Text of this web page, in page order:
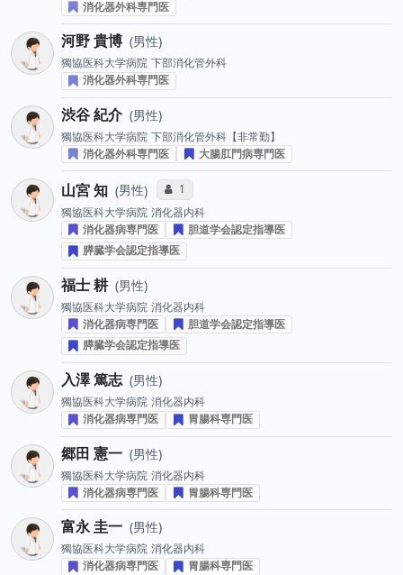
消化器外科専門医
河野 貴博 男性
獨協医科大学病院 下部消化管外科
消化器外科専門医
渋谷 紀介 男性
獨協医科大学病院 下部消化管外科【非常勤】
消化器外科専門医
大腸肛門病専門医
山宮 知 男性 コミュニケーション・タイプ投票数
1
獨協医科大学病院 消化器内科
消化器病専門医
胆道学会認定指導医
膵臓学会認定指導医
福士 耕 男性
獨協医科大学病院 消化器内科
消化器病専門医
胆道学会認定指導医
膵臓学会認定指導医
入澤 篤志 男性
獨協医科大学病院 消化器内科
消化器病専門医
胃腸科専門医
郷田 憲一 男性
獨協医科大学病院 消化器内科
消化器病専門医
胃腸科専門医
富永 圭一 男性
獨協医科大学病院 消化器内科
消化器病専門医
胃腸科専門医